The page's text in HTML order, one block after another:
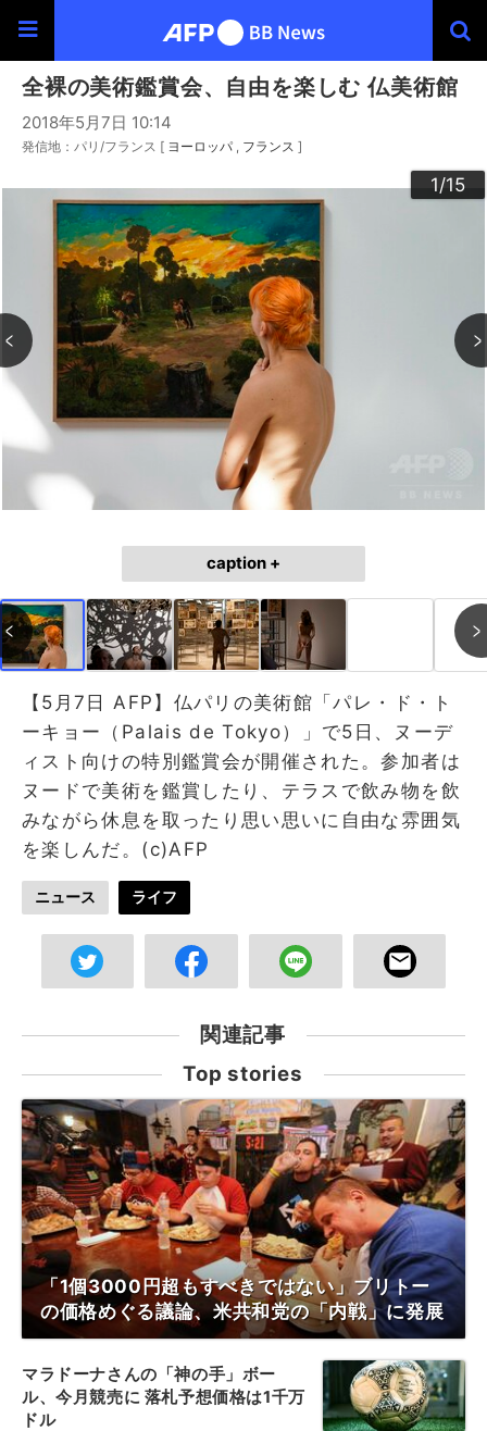
全裸の美術鑑賞会、自由を楽しむ 仏美術館
2018年5月7日 10:14
発信地：パリ/フランス [ ヨーロッパ フランス ]
1/15
2/15
3/15
4/15
5/15
6/15
7/15
9/15
10/15
11/15
14/15
15/15
caption +
【5月7日 AFP】仏パリの美術館「パレ・ド・ト
ーキョー（Palais de Tokyo）」で5日、ヌーデ
ィスト向けの特別鑑賞会が開催された。参加者は
ヌードで美術を鑑賞したり、テラスで飲み物を飲
みながら休息を取ったり思い思いに自由な雰囲気
を楽しんだ。(c)AFP
ニュース ライフ
関連記事
Top stories
「1個3000円超もすべきではない」ブリトー
の価格めぐる議論、米共和党の「内戦」に発展
マラドーナさんの「神の手」ボー
ル、今月競売に 落札予想価格は1千万
ドル